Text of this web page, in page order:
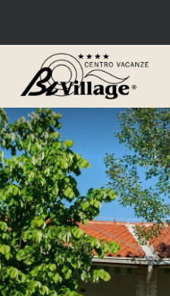
springen